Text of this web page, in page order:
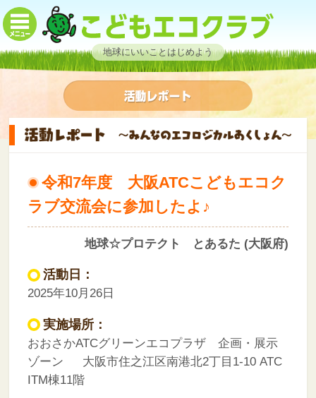
地球にいいことはじめよう
令和7年度 大阪ATCこどもエコク
ラブ交流会に参加したよ♪
地球☆プロテクト とあるた (大阪府)
活動日：
2025年10月26日
実施場所：
おおさかATCグリーンエコプラザ 企画・展示
ゾーン 大阪市住之江区南港北2丁目1-10 ATC
ITM棟11階